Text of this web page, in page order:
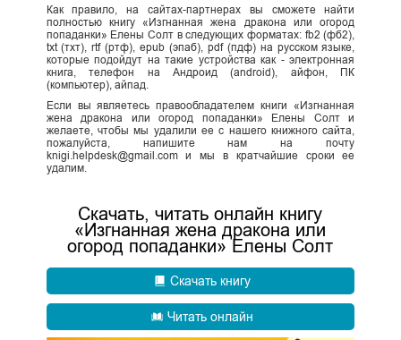
Как правило, на сайтах-партнерах вы сможете найти
полностью книгу «Изгнанная жена дракона или огород
попаданки» Елены Солт в следующих форматах: fb2 (фб2),
txt (тхт), rtf (ртф), epub (эпаб), pdf (пдф) на русском языке,
которые подойдут на такие устройства как - электронная
книга, телефон на Андроид (android), айфон, ПК
(компьютер), айпад.
Если вы являетесь правообладателем книги «Изгнанная
жена дракона или огород попаданки» Елены Солт и
желаете, чтобы мы удалили ее с нашего книжного сайта,
пожалуйста, напишите нам на почту
knigi.helpdesk@gmail.com и мы в кратчайшие сроки ее
удалим.
Скачать, читать онлайн книгу
«Изгнанная жена дракона или
огород попаданки» Елены Солт
Скачать книгу
Читать онлайн